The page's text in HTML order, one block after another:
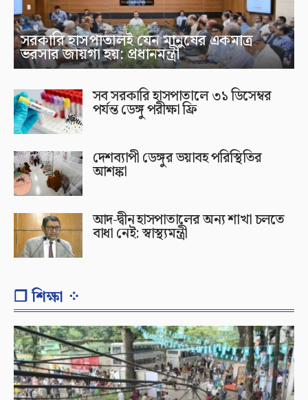
সরকারি হাসপাতালই যেন মানুষের একমাত্র
ভরসার জায়গা হয়: প্রধানমন্ত্রী
সব সরকারি হাসপাতালে ৩১ ডিসেম্বর
পর্যন্ত ডেঙ্গু পরীক্ষা ফ্রি
দেশব্যাপী ডেঙ্গুর ভয়াবহ পরিস্থিতির
আশঙ্কা
আদ-দ্বীন হাসপাতালের অন্য শাখা চলতে
বাধা নেই: স্বাস্থ্যমন্ত্রী
❐ শিক্ষা ⁘